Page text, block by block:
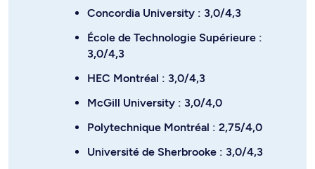
Concordia University : 3,0/4,3
École de Technologie Supérieure :
3,0/4,3
HEC Montréal : 3,0/4,3
McGill University : 3,0/4,0
Polytechnique Montréal : 2,75/4,0
Université de Sherbrooke : 3,0/4,3